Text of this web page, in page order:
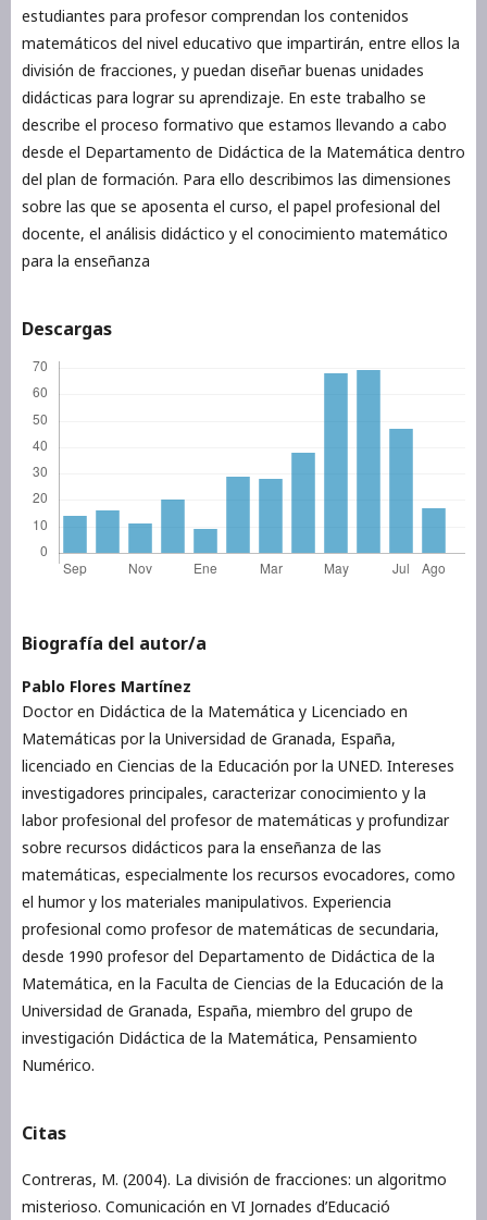
estudiantes para profesor comprendan los contenidos
matemáticos del nivel educativo que impartirán, entre ellos la
división de fracciones, y puedan diseñar buenas unidades
didácticas para lograr su aprendizaje. En este trabalho se
describe el proceso formativo que estamos llevando a cabo
desde el Departamento de Didáctica de la Matemática dentro
del plan de formación. Para ello describimos las dimensiones
sobre las que se aposenta el curso, el papel profesional del
docente, el análisis didáctico y el conocimiento matemático
para la enseñanza
Descargas
Biografía del autor/a
Pablo Flores Martínez
Doctor en Didáctica de la Matemática y Licenciado en
Matemáticas por la Universidad de Granada, España,
licenciado en Ciencias de la Educación por la UNED. Intereses
investigadores principales, caracterizar conocimiento y la
labor profesional del profesor de matemáticas y profundizar
sobre recursos didácticos para la enseñanza de las
matemáticas, especialmente los recursos evocadores, como
el humor y los materiales manipulativos. Experiencia
profesional como profesor de matemáticas de secundaria,
desde 1990 profesor del Departamento de Didáctica de la
Matemática, en la Faculta de Ciencias de la Educación de la
Universidad de Granada, España, miembro del grupo de
investigación Didáctica de la Matemática, Pensamiento
Numérico.
Citas
Contreras, M. (2004). La división de fracciones: un algoritmo
misterioso. Comunicación en VI Jornades d’Educació